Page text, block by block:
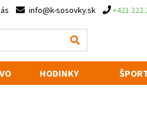
info@k-sosovky.sk +421 222
HODINKY